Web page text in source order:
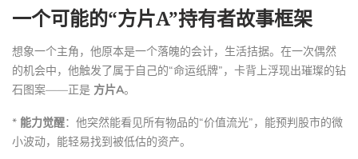
一个可能的“方片A”持有者故事框架
想象一个主角，他原本是一个落魄的会计，生活拮据。在一次偶然
的机会中，他触发了属于自己的“命运纸牌”，卡背上浮现出璀璨的钻
石图案——正是 方片A。
* 能力觉醒：他突然能看见所有物品的“价值流光”，能预判股市的微
小波动，能轻易找到被低估的资产。